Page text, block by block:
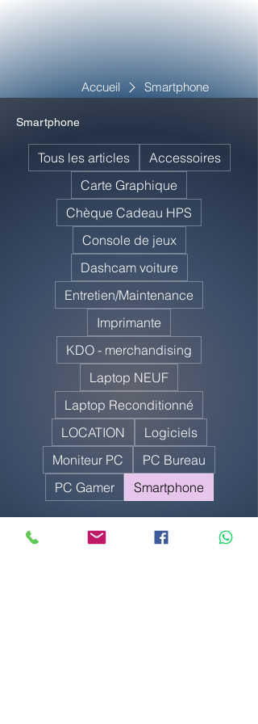
Accueil Smartphone
Smartphone
Tous les articles
Accessoires
Carte Graphique
Chèque Cadeau HPS
Console de jeux
Dashcam voiture
Entretien/Maintenance
Imprimante
KDO - merchandising
Laptop NEUF
Laptop Reconditionné
LOCATION
Logiciels
Moniteur PC
PC Bureau
PC Gamer
Smartphone
0 article